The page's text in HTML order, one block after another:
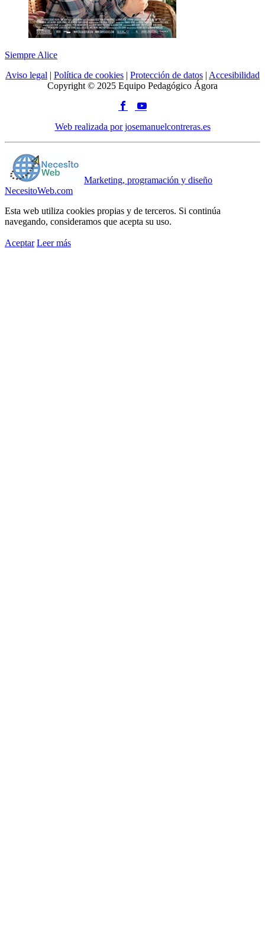
Siempre Alice
Aviso legal | Política de cookies | Protección de datos | Accesibilidad
Copyright © 2025 Equipo Pedagógico Ágora
Web realizada por josemanuelcontreras.es
Marketing, programación y diseño
NecesitoWeb.com
Esta web utiliza cookies propias y de terceros. Si continúa
navegando, consideramos que acepta su uso.
Aceptar Leer más